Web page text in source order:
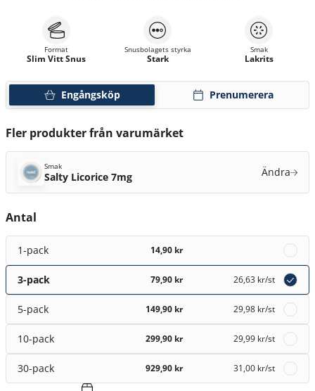
Engångsköp Prenumerera
Format
Slim Vitt Snus
Snusbolagets styrka
Stark
Smak
Lakrits
Fler produkter från varumärket
Smak
Salty Licorice 7mg Ändra
Antal
1-pack 14,90 kr
3-pack 79,90 kr 26,63 kr/st
5-pack 149,90 kr 29,98 kr/st
10-pack 299,90 kr 29,99 kr/st
30-pack 929,90 kr 31,00 kr/st